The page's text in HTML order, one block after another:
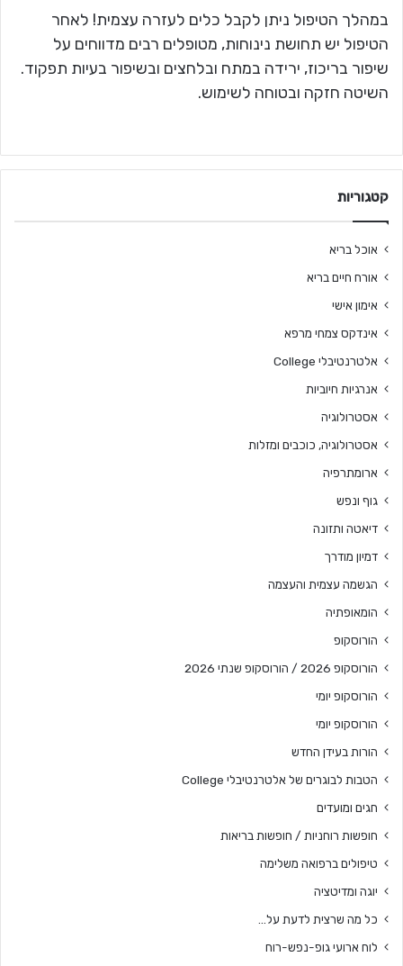
במהלך הטיפול ניתן לקבל כלים לעזרה עצמית! לאחר
הטיפול יש תחושת נינוחות, מטופלים רבים מדווחים על
שיפור בריכוז, ירידה במתח ובלחצים ובשיפור בעיות תפקוד.
השיטה חזקה ובטוחה לשימוש.
קטגוריות
אוכל בריא
אורח חיים בריא
אימון אישי
אינדקס צמחי מרפא
אלטרנטיבלי College
אנרגיות חיוביות
אסטרולוגיה
אסטרולוגיה, כוכבים ומזלות
ארומתרפיה
גוף ונפש
דיאטה ותזונה
דמיון מודרך
הגשמה עצמית והעצמה
הומאופתיה
הורוסקופ
הורוסקופ 2026 / הורוסקופ שנתי 2026
הורוסקופ יומי
הורוסקופ יומי
הורות בעידן החדש
הטבות לבוגרים של אלטרנטיבלי College
חגים ומועדים
חופשות רוחניות / חופשות בריאות
טיפולים ברפואה משלימה
יוגה ומדיטציה
כל מה שרצית לדעת על…
לוח ארועי גופ-נפש-רוח